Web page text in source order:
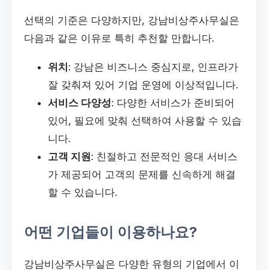
선택의 기준은 다양하지만, 강남비상주사무실은
다음과 같은 이유로 특히 추천할 만합니다.
위치 : 강남은 비즈니스 중심지로, 인프라가
잘 갖춰져 있어 기업 운영에 이상적입니다.
서비스 다양성: 다양한 서비스가 준비되어
있어, 필요에 맞춰 선택하여 사용할 수 있습
니다.
고객 지원: 친절하고 전문적인 응대 서비스
가 제공되어 고객의 문제를 신속하게 해결
할 수 있습니다.
어떤 기업들이 이용하나요?
강남비상주사무실은 다양한 유형의 기업에서 이